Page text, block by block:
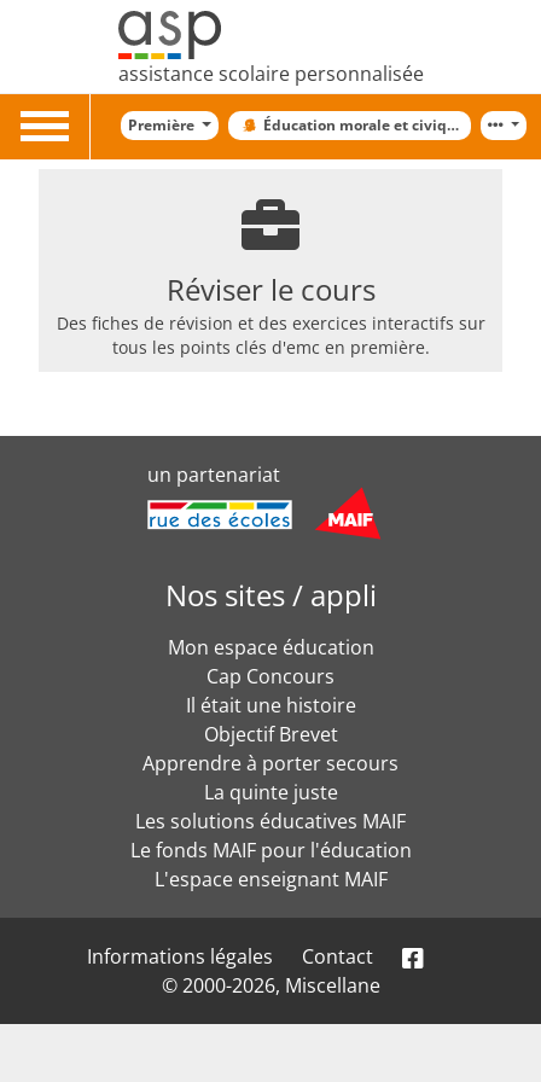
assistance scolaire personnalisée
Toggle
navigation
Première Éducation morale et civique
Réviser le cours
Des fiches de révision et des exercices interactifs sur
tous les points clés d'emc en première.
un partenariat
Nos sites / appli
Mon espace éducation
Cap Concours
Il était une histoire
Objectif Brevet
Apprendre à porter secours
La quinte juste
Les solutions éducatives MAIF
Le fonds MAIF pour l'éducation
L'espace enseignant MAIF
Informations légales
Contact
© 2000-2026, Miscellane